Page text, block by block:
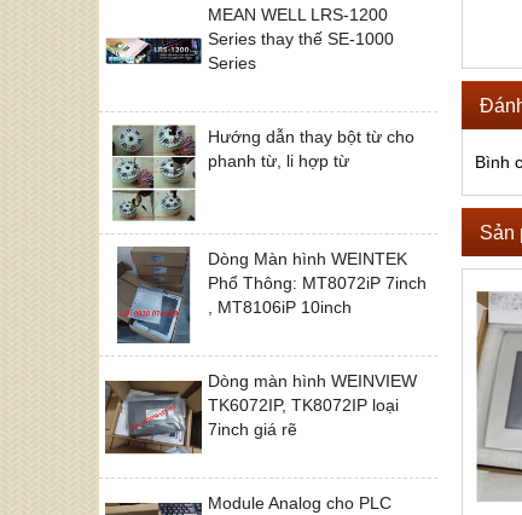
MEAN WELL LRS-1200
Series thay thế SE-1000
Series
Hướng dẫn thay bột từ cho
phanh từ, li hợp từ
Dòng Màn hình WEINTEK
Phổ Thông: MT8072iP 7inch
, MT8106iP 10inch
Dòng màn hình WEINVIEW
TK6072IP, TK8072IP loại
7inch giá rẽ
Module Analog cho PLC
Bình
Sản